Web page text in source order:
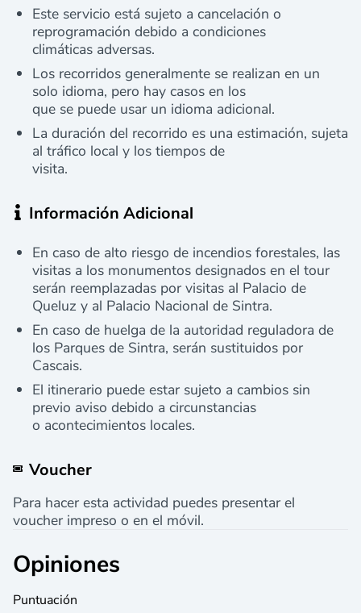
Este servicio está sujeto a cancelación o
reprogramación debido a condiciones
climáticas adversas.
Los recorridos generalmente se realizan en un
solo idioma, pero hay casos en los
que se puede usar un idioma adicional.
La duración del recorrido es una estimación, sujeta
al tráfico local y los tiempos de
visita.
Información Adicional
En caso de alto riesgo de incendios forestales, las
visitas a los monumentos designados en el tour
serán reemplazadas por visitas al Palacio de
Queluz y al Palacio Nacional de Sintra.
En caso de huelga de la autoridad reguladora de
los Parques de Sintra, serán sustituidos por
Cascais.
El itinerario puede estar sujeto a cambios sin
previo aviso debido a circunstancias
o acontecimientos locales.
Voucher
Para hacer esta actividad puedes presentar el
voucher impreso o en el móvil.
Opiniones
Puntuación